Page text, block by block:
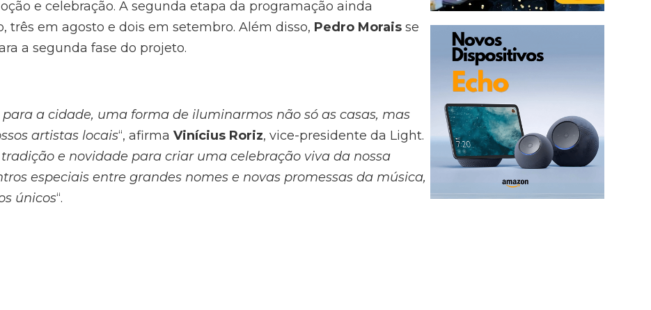
e celebração. A segunda etapa da programação ainda
em agosto e dois em setembro. Além disso, Pedro Morais se
a segunda fase do projeto.
a cidade, uma forma de iluminarmos não só as casas, mas
artistas locais“, afirma Vinícius Roriz, vice-presidente da Light.
e novidade para criar uma celebração viva da nossa
especiais entre grandes nomes e novas promessas da música,
únicos“.